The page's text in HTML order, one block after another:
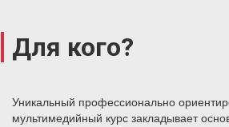
Для кого?
Уникальный профессионально
мультимедийный курс закладывает